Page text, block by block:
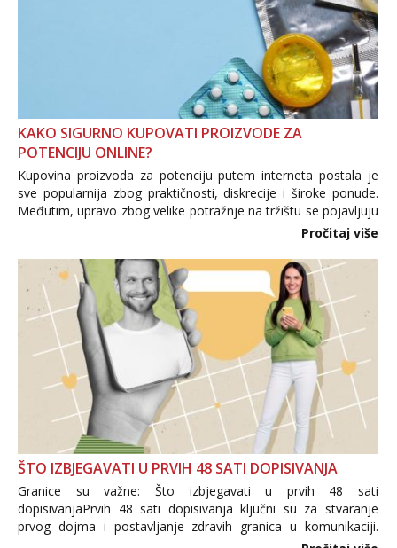
KAKO SIGURNO KUPOVATI PROIZVODE ZA
POTENCIJU ONLINE?
Kupovina proizvoda za potenciju putem interneta postala je
sve popularnija zbog praktičnosti, diskrecije i široke ponude.
Međutim, upravo zbog velike potražnje na tržištu se pojavljuju
i brojni krivotvoreni proizvodi, nepouzdane internetske
Pročitaj više
ŠTO IZBJEGAVATI U PRVIH 48 SATI DOPISIVANJA
Granice su važne: Što izbjegavati u prvih 48 sati
dopisivanjaPrvih 48 sati dopisivanja ključni su za stvaranje
prvog dojma i postavljanje zdravih granica u komunikaciji.
Važno je izbjeći prebrzo otkrivanje osobnih ili intimnih